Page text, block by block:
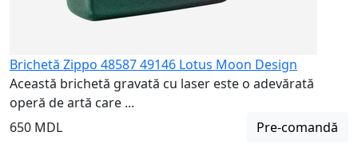
Brichetă Zippo 48587 49146 Lotus Moon Design
Această brichetă gravată cu laser este o adevărată
operă de artă care ...
650 MDL
Pre-comandă